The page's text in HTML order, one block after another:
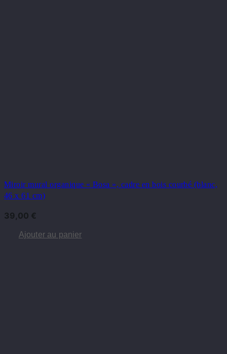
Miroir mural organique « Bosa », cadre en bois courbé (blanc,
46 x 61 cm)
39,00 €
Ajouter au panier